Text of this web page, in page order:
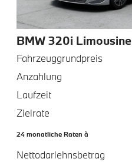
BMW 320i Limousine
Fahrzeuggrundpreis
Anzahlung
Laufzeit
Zielrate
24 monatliche Raten à
Nettodarlehnsbetrag